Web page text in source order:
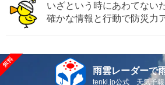
いざという時にあわてない
確かな情報と行動で防災力
雨雲レーダーで
tenki.jp公式 天気予報